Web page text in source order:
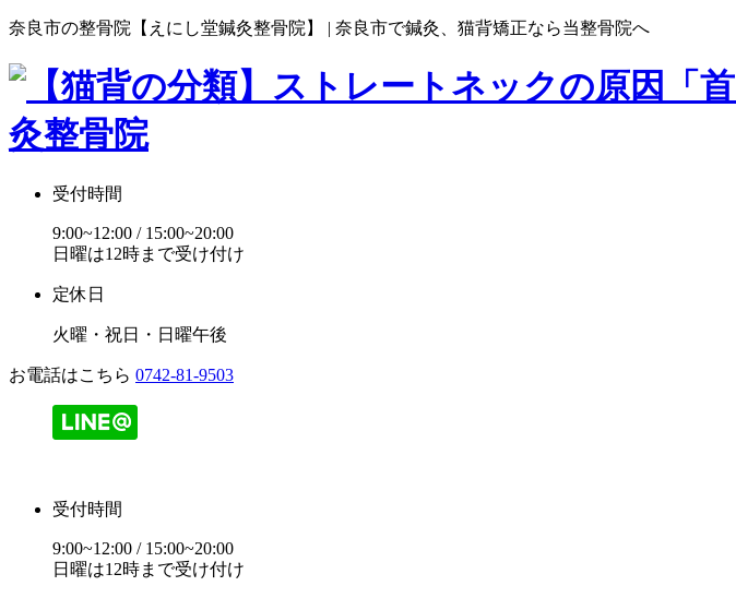
奈良市の整骨院【えにし堂鍼灸整骨院】 | 奈良市で鍼灸、猫背矯正なら当整骨院へ
受付時間
9:00~12:00 / 15:00~20:00
日曜は12時まで受け付け
定休日
火曜・祝日・日曜午後
お電話はこちら 0742-81-9503
受付時間
9:00~12:00 / 15:00~20:00
日曜は12時まで受け付け